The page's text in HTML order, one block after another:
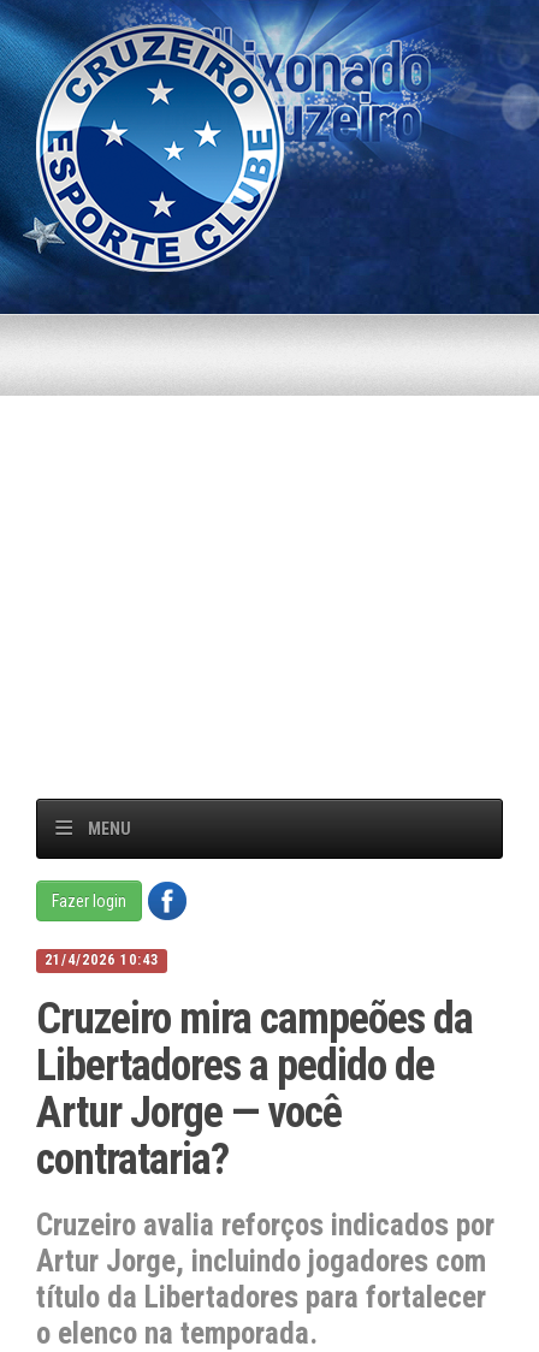
MENU
Fazer login
21/4/2026 10:43
Cruzeiro mira campeões da
Libertadores a pedido de
Artur Jorge — você
contrataria?
Cruzeiro avalia reforços indicados por
Artur Jorge, incluindo jogadores com
título da Libertadores para fortalecer
o elenco na temporada.